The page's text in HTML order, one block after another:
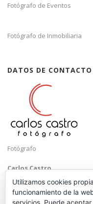
Fotógrafo de Eventos
Fotógrafo de Inmobiliaria
DATOS DE CONTACTO
Fotógrafo
Carlos Castro
Málaga
Mobile: +34 652 83 71 98
Utilizamos cookies
funcionamiento de la
servicios. Puede